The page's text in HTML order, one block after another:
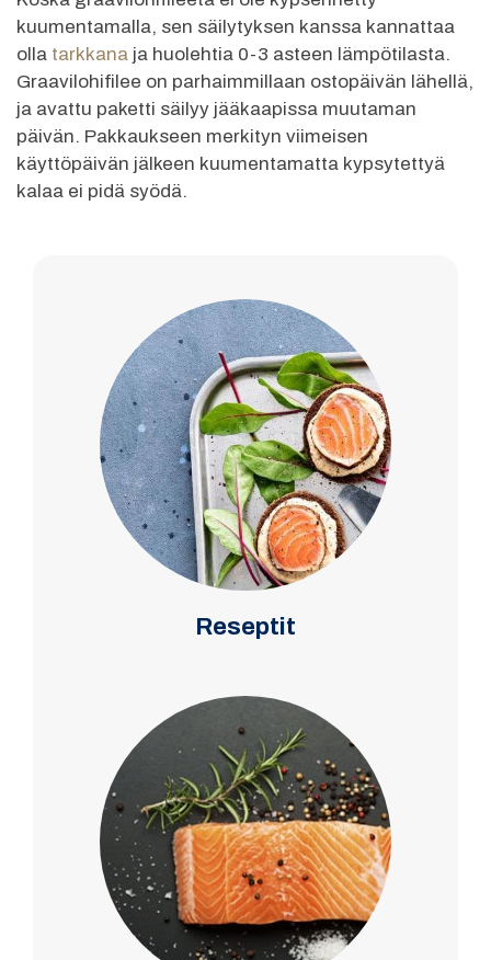
kuumentamalla, sen säilytyksen kanssa kannattaa
olla tarkkana ja huolehtia 0-3 asteen lämpötilasta.
Graavilohifilee on parhaimmillaan ostopäivän lähellä,
ja avattu paketti säilyy jääkaapissa muutaman
päivän. Pakkaukseen merkityn viimeisen
käyttöpäivän jälkeen kuumentamatta kypsytettyä
kalaa ei pidä syödä.
Reseptit